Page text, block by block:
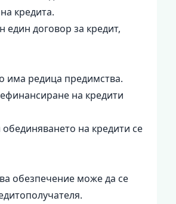
кредита.
договор за кредит,
има редица предимства.
на кредити
на кредити се
обезпечение може да се